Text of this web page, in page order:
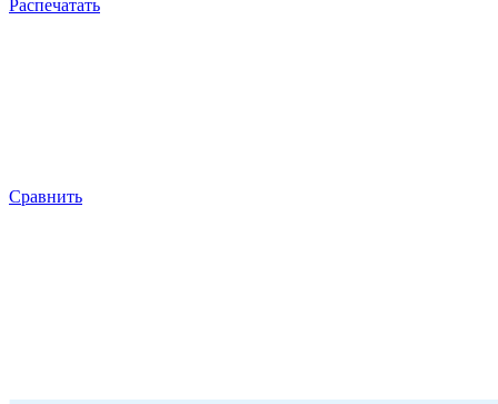
Распечатать
Сравнить